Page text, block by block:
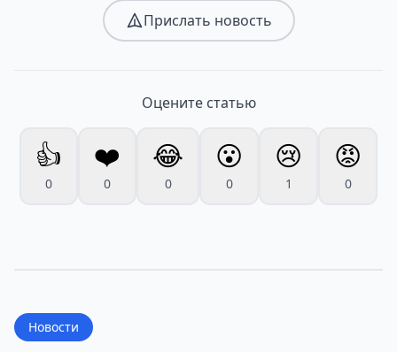
Прислать новость
Оцените статью
👍
0
❤️
0
😂
0
😮
0
😢
1
😡
0
Новости